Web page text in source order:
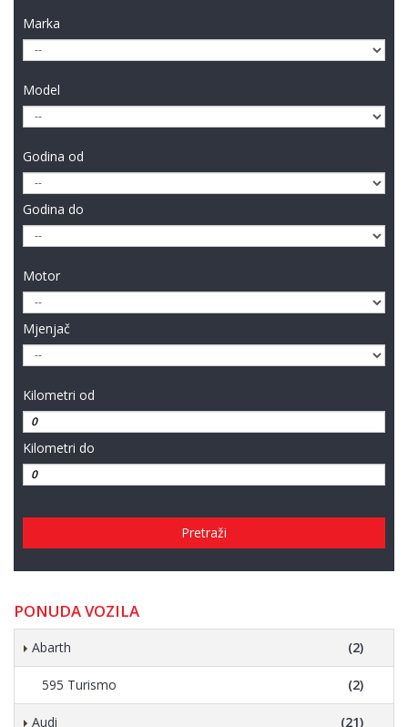
Marka
Model
Godina od
Godina do
Motor
Mjenjač
Kilometri od
Kilometri do
Pretraži
PONUDA VOZILA
Abarth (2)
595 Turismo (2)
Audi (21)